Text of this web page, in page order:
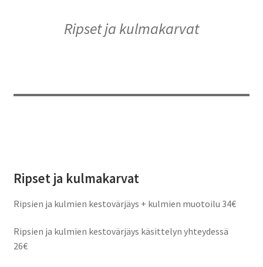
Ripset ja kulmakarvat
Ripset ja kulmakarvat
Ripsien ja kulmien kestovärjäys + kulmien muotoilu 34€
Ripsien ja kulmien kestovärjäys käsittelyn yhteydessä
26€